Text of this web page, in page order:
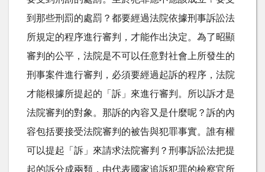
到那些刑罰的處罰？都要經過法院依據刑事訴訟法
所規定的程序進行審判，才能作出決定。為了昭顯
審判的公平，法院是不可以任意對社會上所發生的
刑事案件進行審判，必須要經過起訴的程序，法院
才能根據所提起的「訴」來進行審判。所以訴才是
法院審判的對象。那訴的內容又是什麼呢？訴的內
容包括要接受法院審判的被告與犯罪事實。誰有權
可以提起「訴」來請求法院審判？刑事訴訟法把提
起的訴分成兩類，由代表國家追訴犯罪的檢察官所